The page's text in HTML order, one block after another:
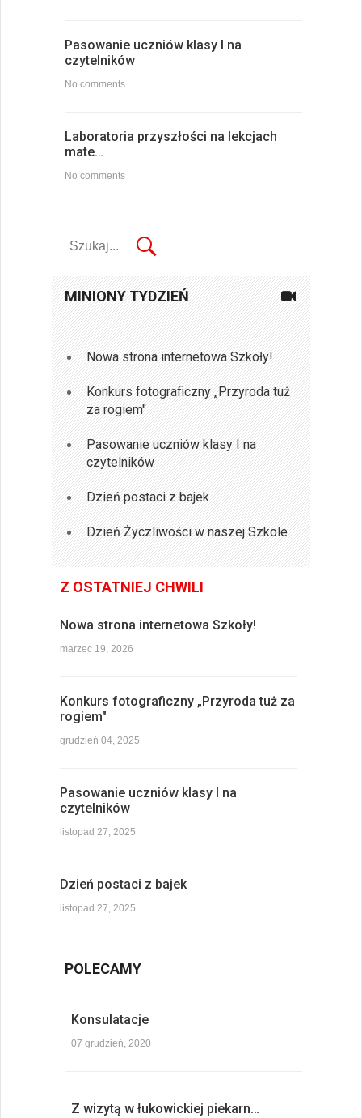
Pasowanie uczniów klasy I na
czytelników
No comments
Laboratoria przyszłości na lekcjach
mate…
No comments
MINIONY TYDZIEŃ
Nowa strona internetowa Szkoły!
Konkurs fotograficzny „Przyroda tuż
za rogiem"
Pasowanie uczniów klasy I na
czytelników
Dzień postaci z bajek
Dzień Życzliwości w naszej Szkole
Z OSTATNIEJ CHWILI
Nowa strona internetowa Szkoły!
marzec 19, 2026
Konkurs fotograficzny „Przyroda tuż za
rogiem"
grudzień 04, 2025
Pasowanie uczniów klasy I na
czytelników
listopad 27, 2025
Dzień postaci z bajek
listopad 27, 2025
POLECAMY
Konsulatacje
07 grudzień, 2020
Z wizytą w łukowickiej piekarn…